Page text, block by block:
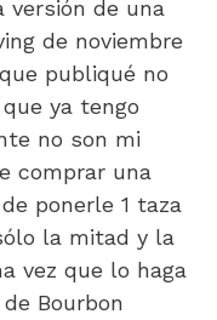
versión de una
de noviembre
publiqué no
ya tengo
no son mi
comprar una
ponerle 1 taza
la mitad y la
vez que lo haga
Bourbon